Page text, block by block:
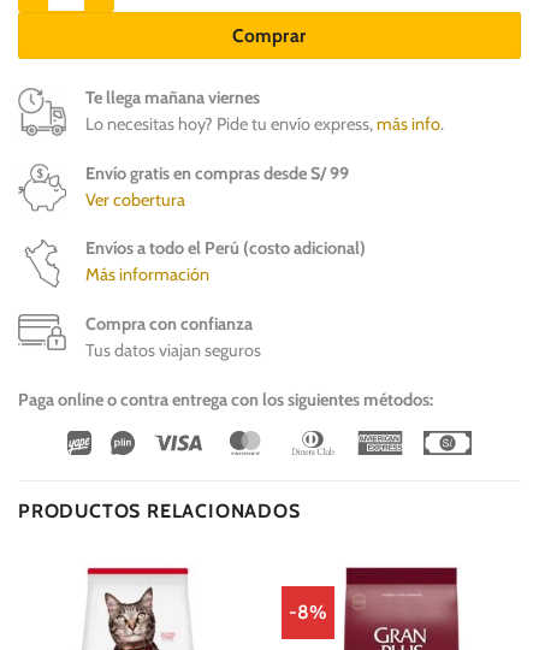
Comprar
Te llega mañana viernes
Lo necesitas hoy? Pide tu envío express,más info.
Envío gratis en compras desde S/ 99
Ver cobertura
Envíos a todo el Perú (costo adicional)
Más información
Compra con confianza
Tus datos viajan seguros
Paga online o contra entrega con los siguientes métodos:
Wirecard
Vipps Visa MasterCardDinners
American
PRODUCTOS RELACIONADOS
-8%